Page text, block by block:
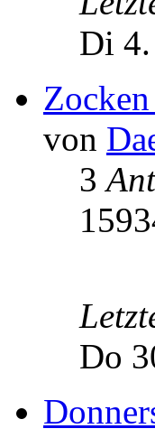
Di 4.
von
3
Do